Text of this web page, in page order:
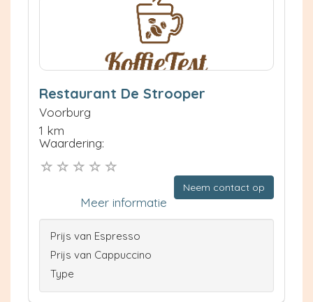
Restaurant De Strooper
Voorburg
1 km
Waardering:
Neem contact op
Meer informatie
Prijs van Espresso
Prijs van Cappuccino
Type